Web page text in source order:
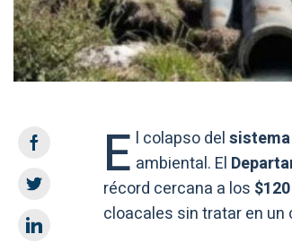
E l colapso del
ambiental. El
récord cercana a los
cloacales sin tratar en un